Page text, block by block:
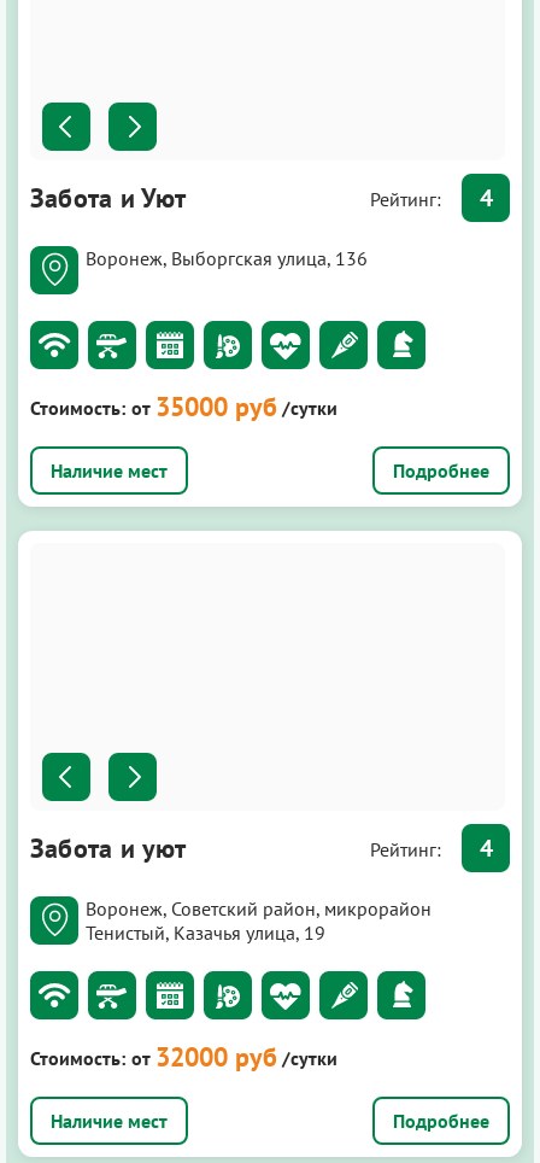
Забота и Уют Рейтинг: 4
Воронеж, Выборгская улица, 136
Стоимость: от 35000 руб /сутки
Подробнее
Забота и уют Рейтинг: 4
Воронеж, Советский район, микрорайон
Тенистый, Казачья улица, 19
Стоимость: от 32000 руб /сутки
Подробнее